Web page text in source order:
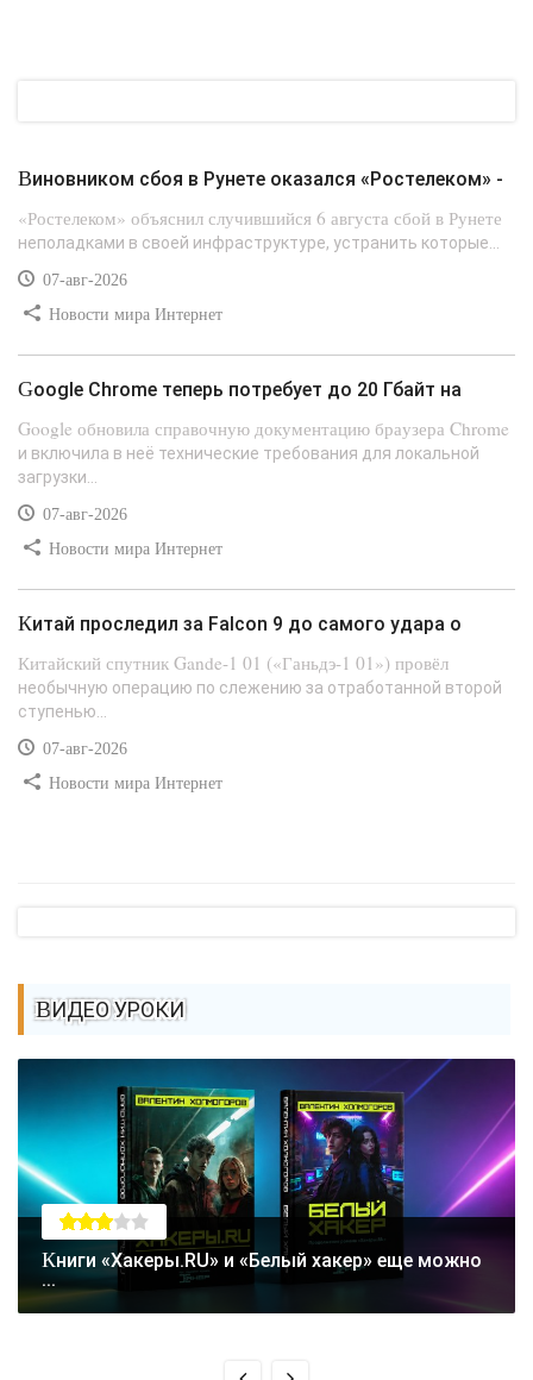
Виновником сбоя в Рунете оказался «Ростелеком» -
«Ростелеком» объяснил случившийся 6 августа сбой в Рунете
неполадками в своей инфраструктуре, устранить которые...
07-авг-2026
Новости мира Интернет
Google Chrome теперь потребует до 20 Гбайт на
Google обновила справочную документацию браузера Chrome
и включила в неё технические требования для локальной
загрузки...
07-авг-2026
Новости мира Интернет
Китай проследил за Falcon 9 до самого удара о
Китайский спутник Gande-1 01 («Ганьдэ-1 01») провёл
необычную операцию по слежению за отработанной второй
ступенью...
07-авг-2026
Новости мира Интернет
ВИДЕО УРОКИ
Книги «Хакеры.RU» и «Белый хакер» еще можно
...